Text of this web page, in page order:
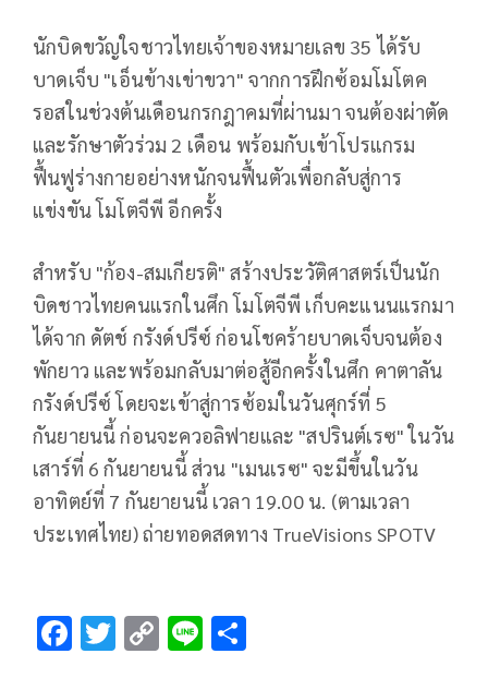
นักบิดขวัญใจชาวไทยเจ้าของหมายเลข 35 ได้รับ
บาดเจ็บ "เอ็นข้างเข่าขวา" จากการฝึกซ้อมโมโตค
รอสในช่วงต้นเดือนกรกฎาคมที่ผ่านมา จนต้องผ่าตัด
และรักษาตัวร่วม 2 เดือน พร้อมกับเข้าโปรแกรม
ฟื้นฟูร่างกายอย่างหนักจนฟื้นตัวเพื่อกลับสู่การ
แข่งขัน โมโตจีพี อีกครั้ง
สำหรับ "ก้อง-สมเกียรติ" สร้างประวัติศาสตร์เป็นนัก
บิดชาวไทยคนแรกในศึก โมโตจีพี เก็บคะแนนแรกมา
ได้จาก ดัตช์ กรังด์ปรีซ์ ก่อนโชคร้ายบาดเจ็บจนต้อง
พักยาว และพร้อมกลับมาต่อสู้อีกครั้งในศึก คาตาลัน
กรังด์ปรีซ์ โดยจะเข้าสู่การซ้อมในวันศุกร์ที่ 5
กันยายนนี้ ก่อนจะควอลิฟายและ "สปรินต์เรซ" ในวัน
เสาร์ที่ 6 กันยายนนี้ ส่วน "เมนเรซ" จะมีขึ้นในวัน
อาทิตย์ที่ 7 กันยายนนี้ เวลา 19.00 น. (ตามเวลา
ประเทศไทย) ถ่ายทอดสดทาง TrueVisions SPOTV
F T C Li